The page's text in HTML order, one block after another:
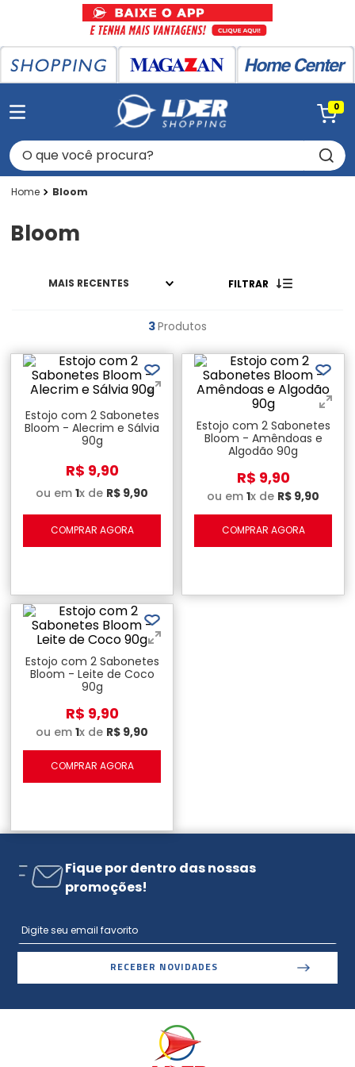
0
O que você procura?
Bloom
Bloom
MAIS RECENTES FILTRAR
3Produtos
Estojo com 2 Sabonetes
Bloom - Alecrim e Sálvia
90g
R$ 9,90
ou em 1x de R$ 9,90
COMPRAR AGORA
Estojo com 2 Sabonetes
Bloom - Amêndoas e
Algodão 90g
R$ 9,90
ou em 1x de R$ 9,90
COMPRAR AGORA
Estojo com 2 Sabonetes
Bloom - Leite de Coco
90g
R$ 9,90
ou em 1x de R$ 9,90
COMPRAR AGORA
Fique por dentro das nossas
promoções!
RECEBER NOVIDADES